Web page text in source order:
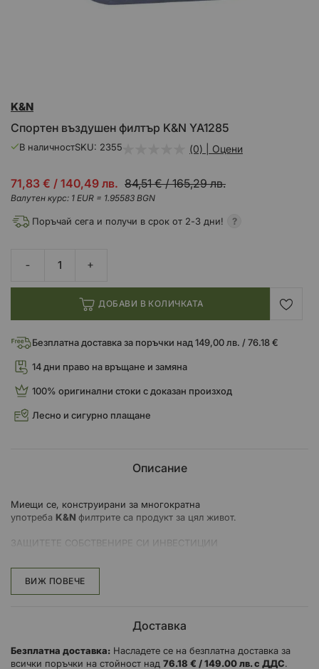
към
на
галерия
Спортен въздушен филтър K&N YA1285
K&N
В наличностSKU 2355 (0) | Оцени
Промо
цена
71,83 € / 140,49 лв. 84,51 €/165,29 лв.
Валутен курс: 1 EUR = 1.95583 BGN
Поръчай сега и получи в срок от 2-3 дни!
ДОБАВИ В КОЛИЧКАТА
Безплатна доставка за поръчки над 149,00 лв. / 76.18 €
14 дни право на връщане и замяна
100% оригинални стоки с доказан произход
Лесно и сигурно плащане
Описание
Миещи се, конструирани за многократна
употреба K&N филтрите са продукт за цял живот.
ЗАЩИТЕТЕ СОБСТВЕНИРЕ СИ ИНВЕСТИЦИИ
хаос в цилиндрите, стените и буталата на
вашия двигател и в крайна сметка могат да съкратят работния
му живот. С High-Flow Air Filters ™ може да осигурите на вашия
отлагания на двигателя и да избегнете преждевременно
Премиум продукти за защита като High-Flow Air Filters ™, филтри
са проектирани, за да помогнат за запазването на
ВИЖ ПОВЕЧЕ
Доставка
Безплатна доставка: Насладете се на безплатна доставка за
всички поръчки на стойност над 76.18 € / 149.00 лв. с ДДС.